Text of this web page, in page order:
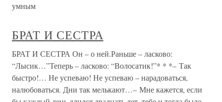
умным
БРАТ И СЕСТРА
БРАТ И СЕСТРА Он – о ней.Раньше – ласково:
“Лысик…”Теперь – ласково: “Волосатик!”* * *– Так
быстро!… Не успеваю! Не успеваю – нарадоваться,
налюбоваться. Дни так мелькают…– Мне кажется, если